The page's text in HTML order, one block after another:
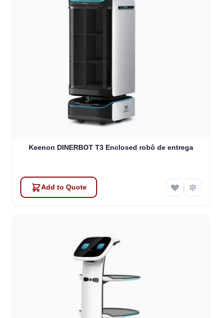
Keenon DINERBOT T3 Enclosed robô de entrega
Add to Quote